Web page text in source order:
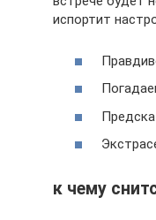
испортит
к чему